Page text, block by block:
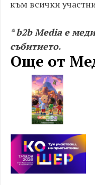
към всички
* b2b Media е
събитието.
Още от